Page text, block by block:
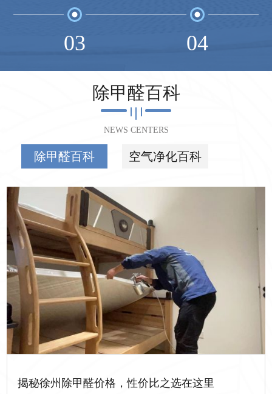
03 04
除甲醛百科
NEWS CENTERS
除甲醛百科 空气净化百科
揭秘徐州除甲醛价格，性价比之选在这里